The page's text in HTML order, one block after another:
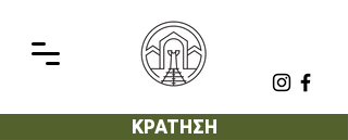
ΚΡΑΤΗΣΗ